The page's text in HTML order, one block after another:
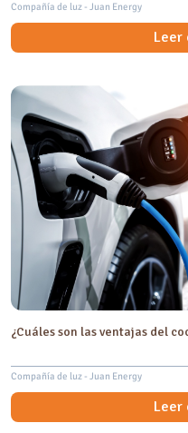
Compañía de luz - Juan Energy
Leer
¿Cuáles son las ventajas del
Compañía de luz - Juan Energy
Leer